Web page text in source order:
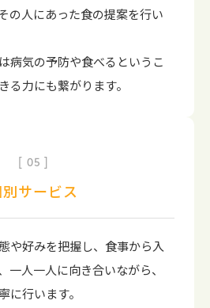
の人にあった食の提案を行い
病気の予防や食べるというこ
る力にも繋がります。
05
サービス
や好みを把握し、食事から入
一人一人に向き合いながら、
に行います。